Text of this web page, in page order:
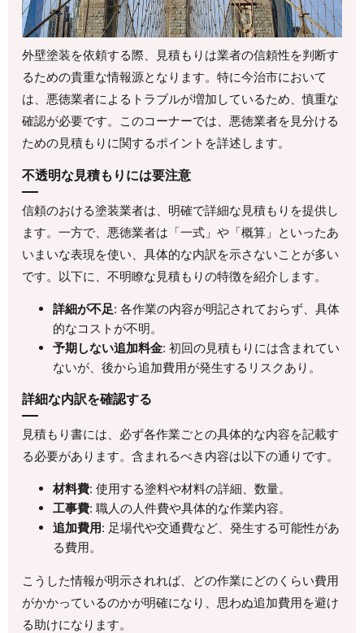
外壁塗装を依頼する際、見積もりは業者の信頼性を判断す
るための貴重な情報源となります。特に今治市において
は、悪徳業者によるトラブルが増加しているため、慎重な
確認が必要です。このコーナーでは、悪徳業者を見分ける
ための見積もりに関するポイントを詳述します。
不透明な見積もりには要注意
信頼のおける塗装業者は、明確で詳細な見積もりを提供し
ます。一方で、悪徳業者は「一式」や「概算」といったあ
いまいな表現を使い、具体的な内訳を示さないことが多い
です。以下に、不明瞭な見積もりの特徴を紹介します。
詳細が不足: 各作業の内容が明記されておらず、具体
的なコストが不明。
予期しない追加料金: 初回の見積もりには含まれてい
ないが、後から追加費用が発生するリスクあり。
詳細な内訳を確認する
見積もり書には、必ず各作業ごとの具体的な内容を記載す
る必要があります。含まれるべき内容は以下の通りです。
材料費: 使用する塗料や材料の詳細、数量。
工事費: 職人の人件費や具体的な作業内容。
追加費用: 足場代や交通費など、発生する可能性があ
る費用。
こうした情報が明示されれば、どの作業にどのくらい費用
がかかっているのかが明確になり、思わぬ追加費用を避け
る助けになります。